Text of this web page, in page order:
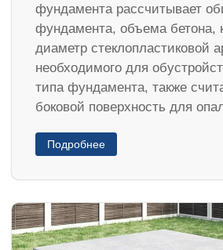
фундамента рассчитывает
фундамента, объема бетона,
диаметр стеклопластиковой
необходимого для
типа фундамента, также
боковой поверхность для
Подробнее